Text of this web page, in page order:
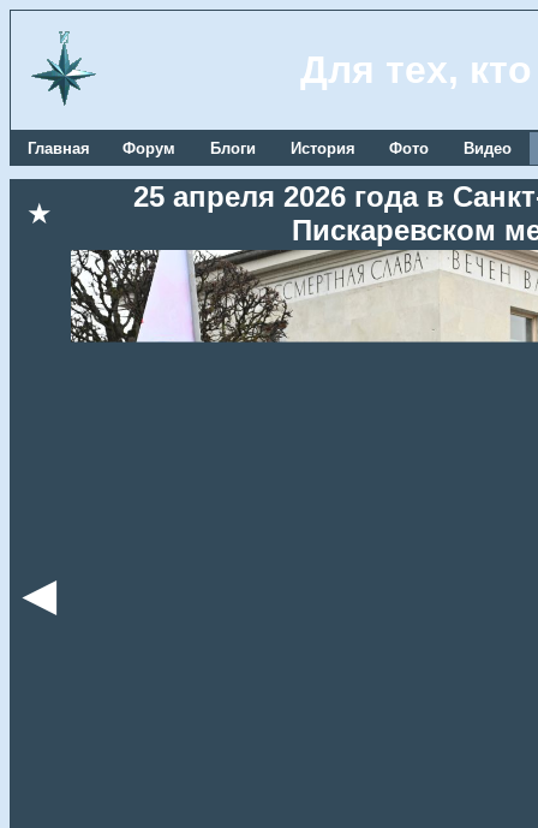
Для тех,
Главная Форум Блоги История Фото Видео
★
25 апреля 2026 года в
Пискаревском
◄